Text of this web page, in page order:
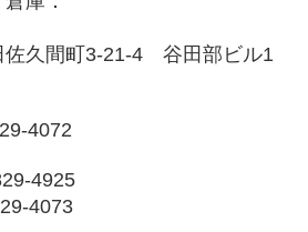
佐久間町3-21-4 谷田部ビル1
4072
4925
4073